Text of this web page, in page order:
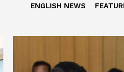
ENGLISH NEWS